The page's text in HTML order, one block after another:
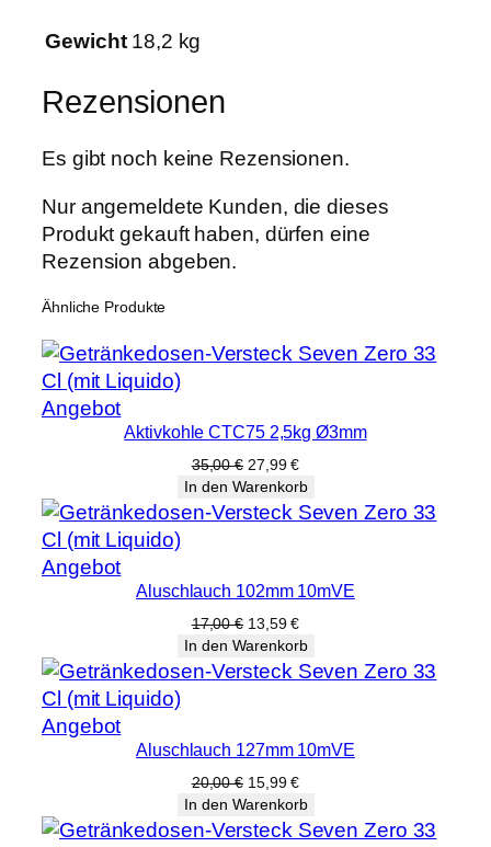
Gewicht 18,2 kg
Rezensionen
Es gibt noch keine Rezensionen.
Nur angemeldete Kunden, die dieses
Produkt gekauft haben, dürfen eine
Rezension abgeben.
Ähnliche Produkte
AngebotProdukt
im
Angebot
Aktivkohle CTC75 2,5kg Ø3mm
35,00€ Ursprünglicher
Preis
war:
35,00 €
27,99€Aktueller
Preis
ist:
27,99 €.
In den Warenkorb
AngebotProdukt
im
Angebot
Aluschlauch 102mm 10mVE
17,00€ Ursprünglicher
Preis
war:
17,00 €
13,59€Aktueller
Preis
ist:
13,59 €.
In den Warenkorb
AngebotProdukt
im
Angebot
Aluschlauch 127mm 10mVE
20,00€ Ursprünglicher
Preis
war:
15,99€Aktueller
Preis
ist:
In den Warenkorb